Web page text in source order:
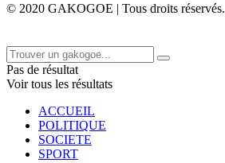
© 2020 GAKOGOE | Tous droits réservés.
Pas de résultat
Voir tous les résultats
ACCUEIL
POLITIQUE
SOCIETE
SPORT